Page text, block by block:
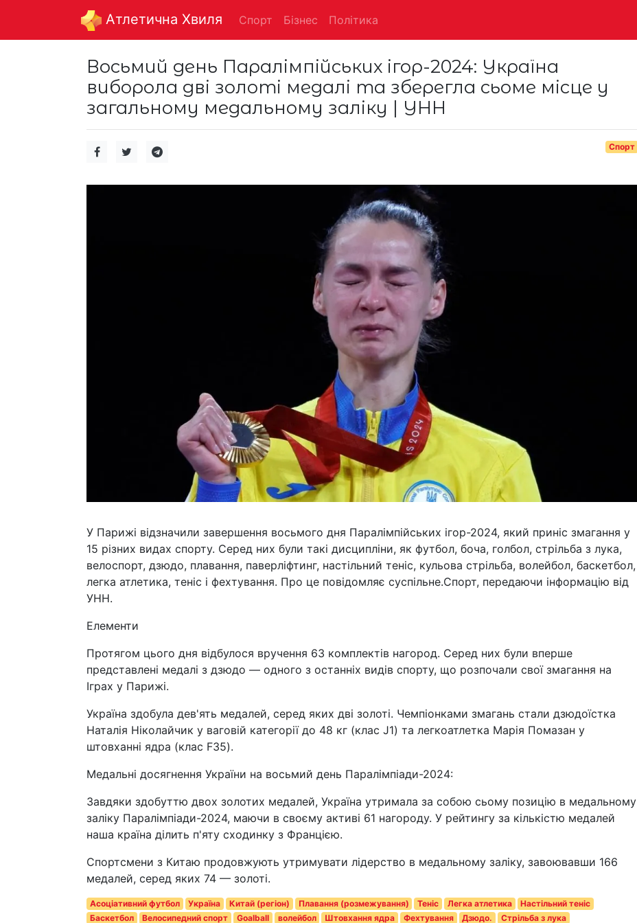
Aтлетична Хвиля Спорт Бізнес Політика
Восьмий день Паралімпійських ігор-2024: Україна
виборола дві золоті медалі та зберегла сьоме місце у
загальному медальному заліку | УНН
Спорт
У Парижі відзначили завершення восьмого дня Паралімпійських ігор-2024, який приніс змагання у
15 різних видах спорту. Серед них були такі дисципліни, як футбол, боча, голбол, стрільба з лука,
велоспорт, дзюдо, плавання, паверліфтинг, настільний теніс, кульова стрільба, волейбол, баскетбол,
легка атлетика, теніс і фехтування. Про це повідомляє суспільне.Спорт, передаючи інформацію від
УНН.
Елементи
Протягом цього дня відбулося вручення 63 комплектів нагород. Серед них були вперше
представлені медалі з дзюдо — одного з останніх видів спорту, що розпочали свої змагання на
Іграх у Парижі.
Україна здобула дев'ять медалей, серед яких дві золоті. Чемпіонками змагань стали дзюдоїстка
Наталія Ніколайчик у ваговій категорії до 48 кг (клас J1) та легкоатлетка Марія Помазан у
штовханні ядра (клас F35).
Медальні досягнення України на восьмий день Паралімпіади-2024:
Завдяки здобуттю двох золотих медалей, Україна утримала за собою сьому позицію в медальному
заліку Паралімпіади-2024, маючи в своєму активі 61 нагороду. У рейтингу за кількістю медалей
наша країна ділить п'яту сходинку з Францією.
Спортсмени з Китаю продовжують утримувати лідерство в медальному заліку, завоювавши 166
медалей, серед яких 74 — золоті.
Асоціативний футбол Україна Китай (регіон) Плавання (розмежування) Теніс Легка атлетика
Настільний теніс
Баскетбол
Велосипедний спорт Goalball волейбол Штовхання ядра Фехтування Дзюдо. Стрільба з лука